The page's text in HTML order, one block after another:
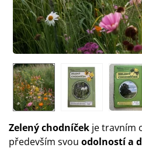
Zelený chodníček je travním
především svou odolností a